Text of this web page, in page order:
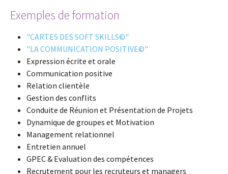
Exemples de formation
"CARTES DES SOFT SKILLS©"
"LA COMMUNICATION POSITIVE©"
Expression écrite et orale
Communication positive
Relation clientèle
Gestion des conflits
Conduite de Réunion et Présentation de Projets
Dynamique de groupes et Motivation
Management relationnel
Entretien annuel
GPEC & Evaluation des compétences
Recrutement pour les recruteurs et managers